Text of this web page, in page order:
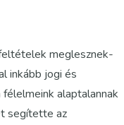
meglesznek-
inkább jogi és
alaptalannak
segítette az